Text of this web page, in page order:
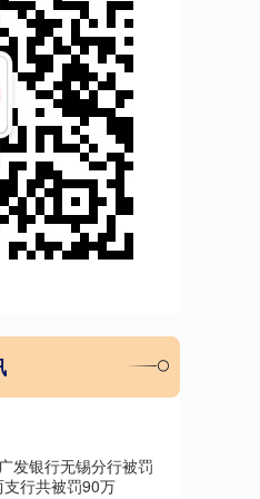
发银行无锡分行被罚
行共被罚90万